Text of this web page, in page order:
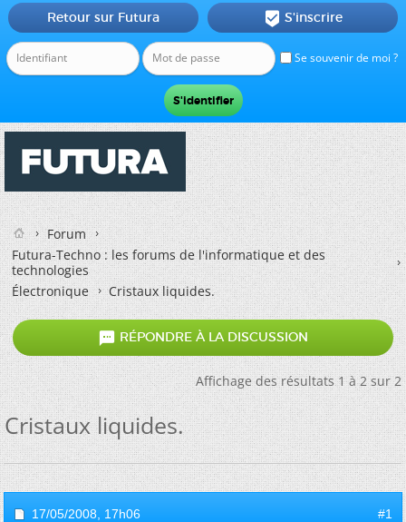
Se souvenir de moi ?
Retour sur Futura  S'inscrire
Forum
Futura-Techno : les forums de l'informatique et des
technologies
Électronique
Cristaux liquides.
 RÉPONDRE À LA DISCUSSION
Affichage des résultats 1 à 2 sur 2
Cristaux liquides.
17/05/2008, 17h06 #1